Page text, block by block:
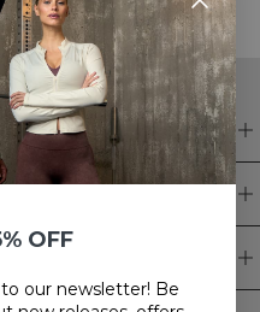
OFF
our newsletter! Be